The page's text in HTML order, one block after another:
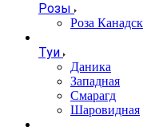
Розы
Роза
Туи
Даника
Западная
Смарагд
Шаровидная